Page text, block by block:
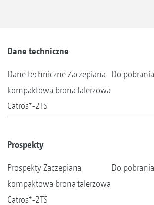
Dane techniczne
Dane techniczne Zaczepiana
kompaktowa brona talerzowa
Catros⁺-2TS
Do pobrania
Prospekty
Prospekty Zaczepiana
kompaktowa brona talerzowa
Catros⁺-2TS
Do pobrania